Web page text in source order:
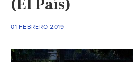
(El País)
01 FEBRERO 2019